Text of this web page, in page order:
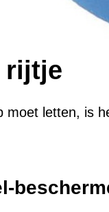
rijtje
letten, is